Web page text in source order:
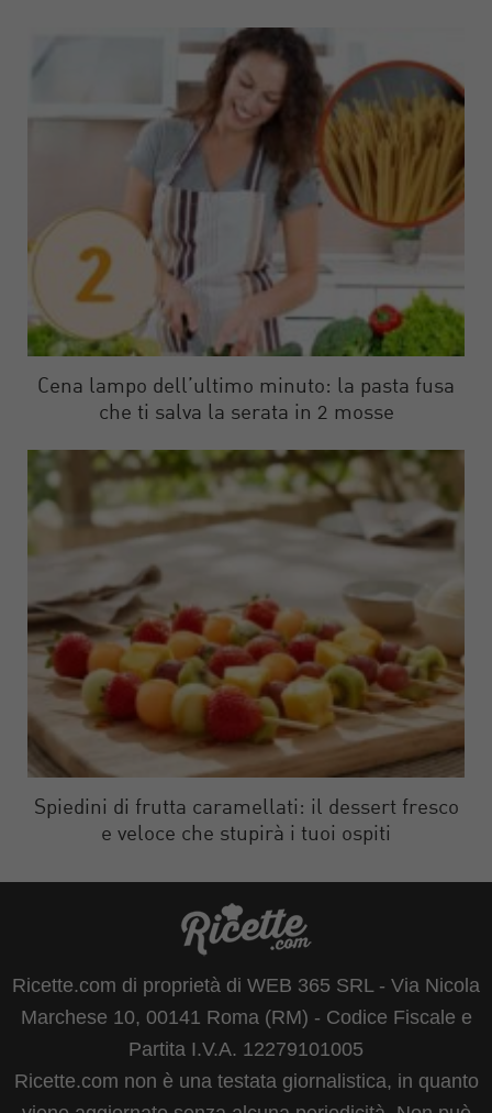
Cena lampo dell’ultimo minuto: la pasta fusa
che ti salva la serata in 2 mosse
Spiedini di frutta caramellati: il dessert fresco
e veloce che stupirà i tuoi ospiti
Ricette.com di proprietà di WEB 365 SRL - Via Nicola
Marchese 10, 00141 Roma (RM) - Codice Fiscale e
Partita I.V.A. 12279101005
Ricette.com non è una testata giornalistica, in quanto